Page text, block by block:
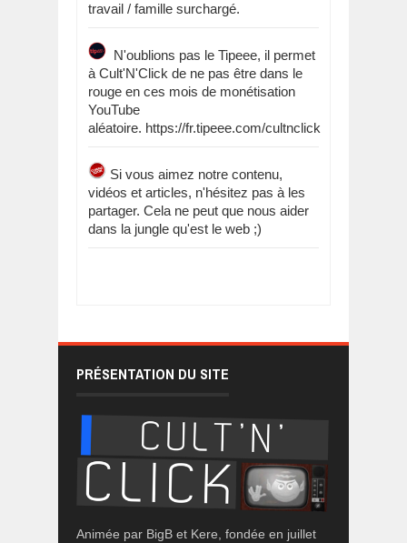
travail / famille surchargé.
N'oublions pas le Tipeee, il permet
à Cult'N'Click de ne pas être dans le
rouge en ces mois de monétisation
YouTube
aléatoire. https://fr.tipeee.com/cultnclick
Si vous aimez notre contenu,
vidéos et articles, n'hésitez pas à les
partager. Cela ne peut que nous aider
dans la jungle qu'est le web ;)
PRÉSENTATION DU SITE
Animée par BigB et Kere, fondée en juillet